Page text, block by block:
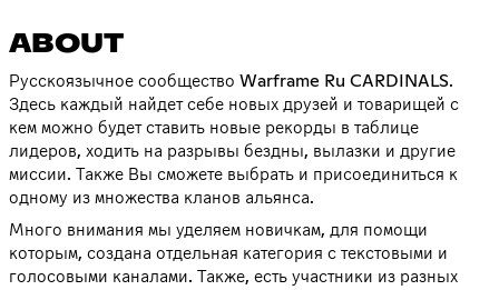
ABOUT
Русскоязычное сообщество Warframe Ru CARDINALS.
Здесь каждый найдет себе новых друзей и товарищей с
кем можно будет ставить новые рекорды в таблице
лидеров, ходить на разрывы бездны, вылазки и другие
миссии. Также Вы сможете выбрать и присоединиться к
одному из множества кланов альянса.
Много внимания мы уделяем новичкам, для помощи
которым, создана отдельная категория с текстовыми и
голосовыми каналами. Также, есть участники из разных